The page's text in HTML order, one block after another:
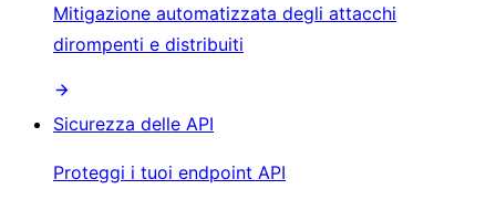
Mitigazione automatizzata degli attacchi
dirompenti e distribuiti
Sicurezza delle API
Proteggi i tuoi endpoint API